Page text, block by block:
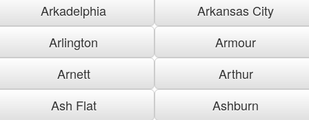
Arkadelphia
Arkansas City
Arlington
Armour
Arnett
Arthur
Ash Flat
Ashburn